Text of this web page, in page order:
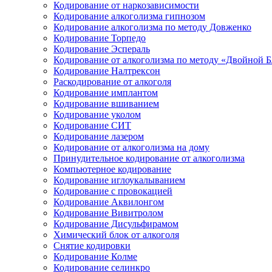
Кодирование от наркозависимости
Кодирование алкоголизма гипнозом
Кодирование алкоголизма по методу Довженко
Кодирование Торпедо
Кодирование Эспераль
Кодирование от алкоголизма по методу «Двойной
Кодирование Налтрексон
Раскодирование от алкоголя
Кодирование имплантом
Кодирование вшиванием
Кодирование уколом
Кодирование СИТ
Кодирование лазером
Кодирование от алкоголизма на дому
Принудительное кодирование от алкоголизма
Компьютерное кодирование
Кодирование иглоукалыванием
Кодирование с провокацией
Кодирование Аквилонгом
Кодирование Вивитролом
Кодирование Дисульфирамом
Химический блок от алкоголя
Снятие кодировки
Кодирование Колме
Кодирование селинкро